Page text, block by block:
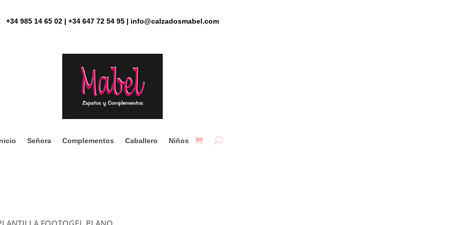
+34 985 14 65 02 | +34 647 72 54 95 | info@calzadosmabel.com
Señora Complementos Caballero Niños